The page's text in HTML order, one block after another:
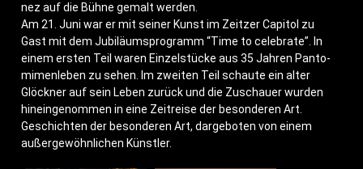
nez auf die Büh­ne gemalt werden.
Am 21. Juni war er mit sei­ner Kunst im Zeit­zer Capi­tol zu
Gast mit dem Jubi­lä­ums­pro­gramm “Time to cele­bra­te”. In
einem ers­ten Teil waren Ein­zel­stü­cke aus 35 Jah­ren Pan­to­
mi­men­le­ben zu sehen. Im zwei­ten Teil schau­te ein alter
Glöck­ner auf sein Leben zurück und die Zuschau­er wur­den
hin­ein­ge­nom­men in eine Zeit­rei­se der beson­de­ren Art.
Geschich­ten der beson­de­ren Art, dar­ge­bo­ten von einem
außer­ge­wöhn­li­chen Künstler.